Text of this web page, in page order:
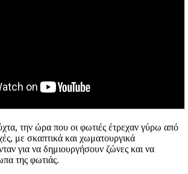
την ώρα που οι φωτιές έτρεχαν γύρω από
με σκαπτικά και χωματουργικά
για να δημιουργήσουν ζώνες και να
της φωτιάς.